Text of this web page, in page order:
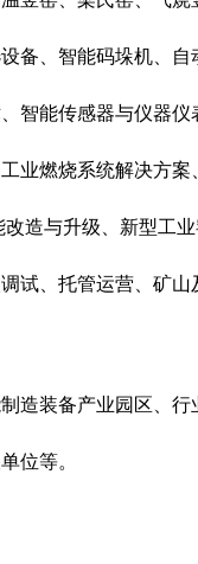
备、智能码垛机、
智能传感器与仪器
业燃烧系统解决方
造与升级、新型工
试、托管运营、矿
造装备产业园区、
位等。